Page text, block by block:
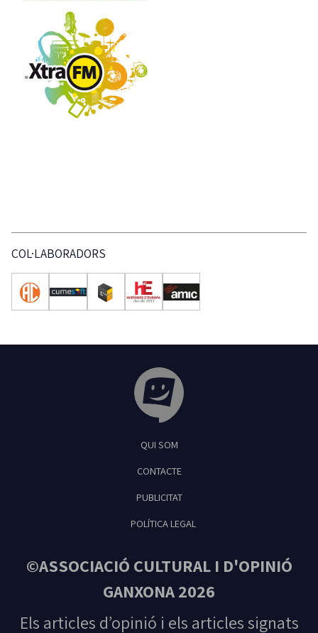
COL·LABORADORS
Feliu de Guíxols
QUI SOM
CONTACTE
PUBLICITAT
POLÍTICA LEGAL
©ASSOCIACIÓ CULTURAL I D'OPINIÓ
GANXONA 2026
Els articles d’opinió i els articles signats